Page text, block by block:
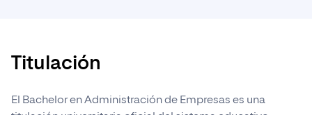
Titulación
El Bachelor en Administración de Empresas es una